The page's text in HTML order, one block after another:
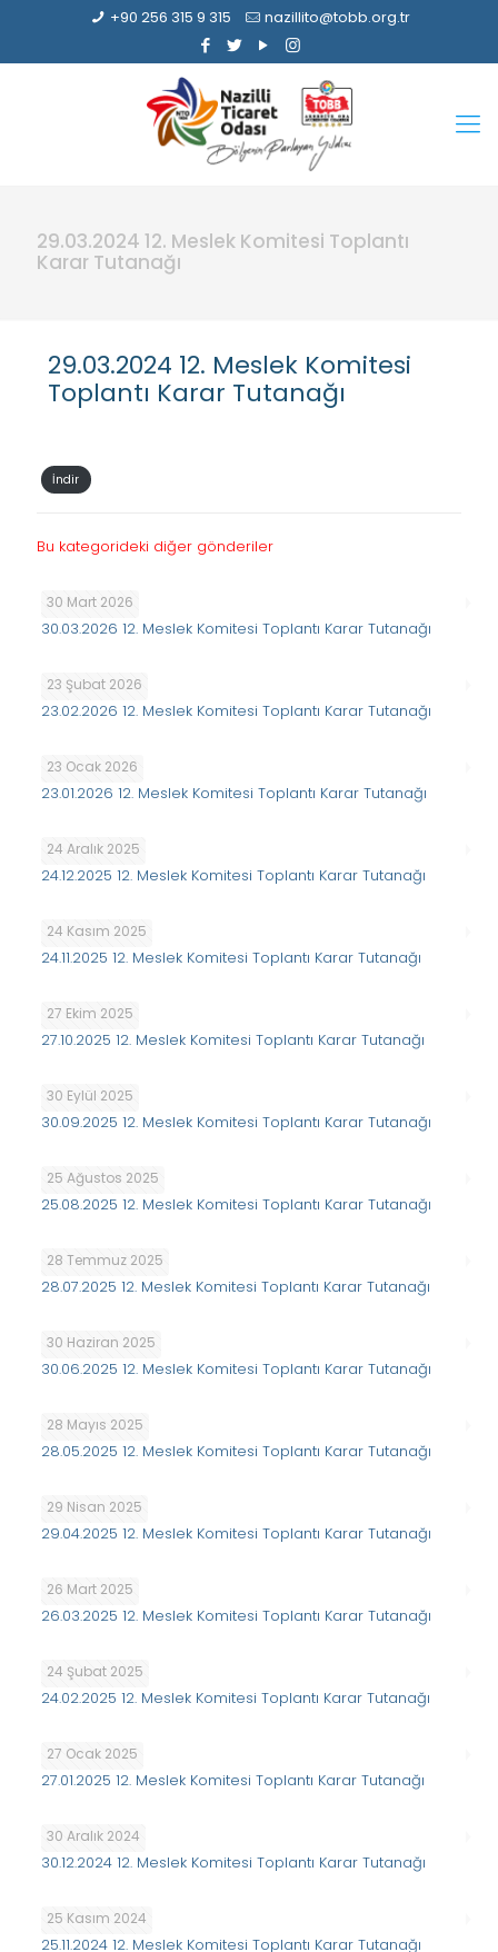
+90 256 315 9 315 nazillito@tobb.org.tr
29.03.2024 12. Meslek Komitesi Toplantı
Karar Tutanağı
29.03.2024 12. Meslek Komitesi
Toplantı Karar Tutanağı
İndir
Bu kategorideki diğer gönderiler
30 Mart 2026
30.03.2026 12. Meslek Komitesi Toplantı Karar Tutanağı
23 Şubat 2026
23.02.2026 12. Meslek Komitesi Toplantı Karar Tutanağı
23 Ocak 2026
23.01.2026 12. Meslek Komitesi Toplantı Karar Tutanağı
24 Aralık 2025
24.12.2025 12. Meslek Komitesi Toplantı Karar Tutanağı
24 Kasım 2025
24.11.2025 12. Meslek Komitesi Toplantı Karar Tutanağı
27 Ekim 2025
27.10.2025 12. Meslek Komitesi Toplantı Karar Tutanağı
30 Eylül 2025
30.09.2025 12. Meslek Komitesi Toplantı Karar Tutanağı
25 Ağustos 2025
25.08.2025 12. Meslek Komitesi Toplantı Karar Tutanağı
28 Temmuz 2025
28.07.2025 12. Meslek Komitesi Toplantı Karar Tutanağı
30 Haziran 2025
30.06.2025 12. Meslek Komitesi Toplantı Karar Tutanağı
28 Mayıs 2025
28.05.2025 12. Meslek Komitesi Toplantı Karar Tutanağı
29 Nisan 2025
29.04.2025 12. Meslek Komitesi Toplantı Karar Tutanağı
26 Mart 2025
26.03.2025 12. Meslek Komitesi Toplantı Karar Tutanağı
24 Şubat 2025
24.02.2025 12. Meslek Komitesi Toplantı Karar Tutanağı
27 Ocak 2025
27.01.2025 12. Meslek Komitesi Toplantı Karar Tutanağı
30 Aralık 2024
30.12.2024 12. Meslek Komitesi Toplantı Karar Tutanağı
25 Kasım 2024
25.11.2024 12. Meslek Komitesi Toplantı Karar Tutanağı